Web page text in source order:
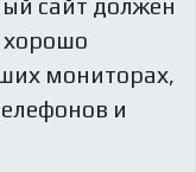
сайт должен
хорошо
мониторах,
и